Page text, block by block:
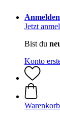
Anmelden
Jetzt
Bist du
Konto
Warenkorb